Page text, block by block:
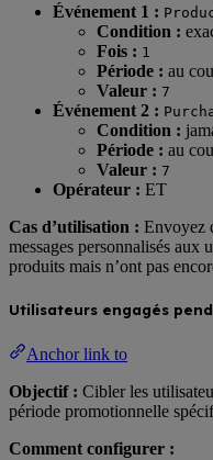
Événement 1 :
Condition :
Fois : 1
Période : au
Valeur : 7
Événement 2 :
Condition :
Période : au
Valeur : 7
Opérateur : ET
Cas d’utilisation : Envoyez
messages personnalisés aux
produits mais n’ont pas
Utilisateurs engagés
Anchor link to
Objectif : Cibler les
période promotionnelle
Comment configurer :